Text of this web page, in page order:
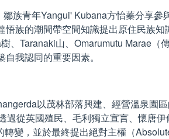
族青年Yangui' Kubana方怡蓁分享
族的潮間帶空間知識提出原住民族知
、Taranaki山、Omarumutu Marae
我認同的重要因素。
以茂林部落興建、經營溫泉園
從英國殖民、毛利獨立宣言、懷唐
變，並於最終提出絕對主權（